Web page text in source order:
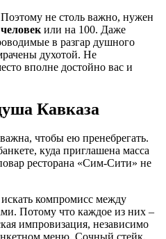
не столь важно, нужен
или на 100. Даже
в разгар душного
духотой. Не
вполне достойно вас и
Кавказа
чтобы ею пренебрегать.
куда приглашена масса
ресторана «Сим-Сити» не
компромисс между
Потому что каждое из них –
импровизация, независимо